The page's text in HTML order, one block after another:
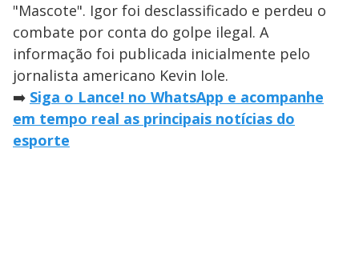
"Mascote". Igor foi desclassificado e perdeu o
combate por conta do golpe ilegal. A
informação foi publicada inicialmente pelo
jornalista americano Kevin Iole.
➡️ Siga o Lance! no WhatsApp e acompanhe
em tempo real as principais notícias do
esporte